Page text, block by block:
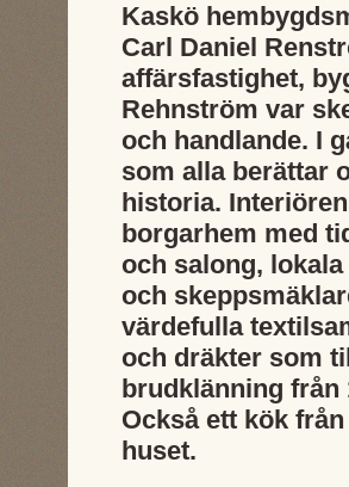
Kaskö
Carl Daniel
affärsfastighet,
Rehnström var
och handlande. I
som alla berättar
historia.
borgarhem med
och salong,
och
värdefulla
och dräkter som
brudklänning från
Också ett kök
huset.